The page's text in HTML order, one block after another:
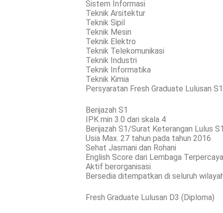
Sistem Informasi
Teknik Arsitektur
Teknik Sipil
Teknik Mesin
Teknik Elektro
Teknik Telekomunikasi
Teknik Industri
Teknik Informatika
Teknik Kimia
Persyaratan Fresh Graduate Lulusan
Berijazah S1
IPK min 3.0 dari skala 4
Berijazah S1/Surat Keterangan Lulus
Usia Max. 27 tahun pada tahun 2016
Sehat Jasmani dan Rohani
English Score dari Lembaga
Aktif berorganisasi
Bersedia ditempatkan di seluruh
Fresh Graduate Lulusan D3 (Diploma)